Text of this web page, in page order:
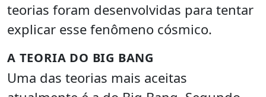
teorias foram desenvolvidas para tentar
explicar esse fenômeno cósmico.
A TEORIA DO BIG BANG
Uma das teorias mais aceitas